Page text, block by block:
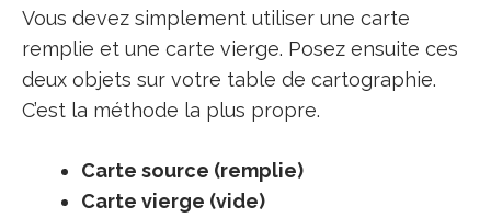
Vous devez simplement utiliser une carte
remplie et une carte vierge. Posez ensuite ces
deux objets sur votre table de cartographie.
C’est la méthode la plus propre.
Carte source (remplie)
Carte vierge (vide)